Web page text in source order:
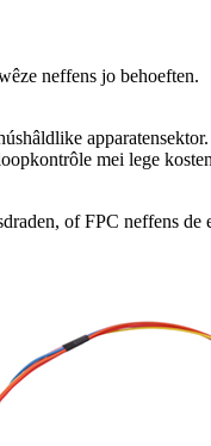
neffens jo behoeften.
apparatensektor.
mei lege
of FPC neffens de